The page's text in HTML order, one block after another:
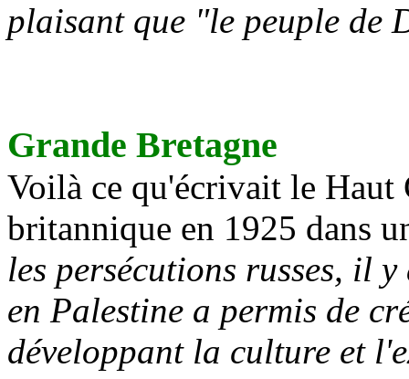
plaisant que "le peuple de
Grande Bretagne
Voilà ce qu'écrivait le Haut
britannique en 1925 dans
les persécutions russes, il
en Palestine a permis de
développant la culture et